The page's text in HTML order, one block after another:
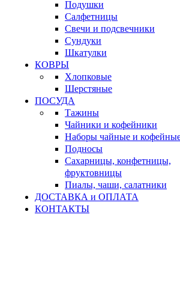
Подушки
Салфетницы
Свечи и подсвечники
Сундуки
Шкатулки
КОВРЫ
Хлопковые
Шерстяные
ПОСУДА
Тажины
Чайники и кофейники
Наборы чайные и
Подносы
Сахарницы, конфетницы,
фруктовницы
Пиалы, чаши, салатники
ДОСТАВКА и ОПЛАТА
КОНТАКТЫ